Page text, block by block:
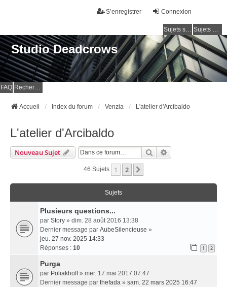
Connexion
S’enregistrer
Sujets sans réponse Sujets actifs
Studio Deadcrows
FAQ Rechercher
Accueil Index du forum Venzia L'atelier d'Arcibaldo
L'atelier d'Arcibaldo
Nouveau Sujet Rechercher
46 Sujets 1 2
Sujets
Plusieurs questions...
par Story » dim. 28 août 2016 13:38
Dernier message par AubeSilencieuse »
jeu. 27 nov. 2025 14:33
Réponses : 10 1 2
Purga
par Poliakhoff» mer. 17 mai 2017 07:47
Dernier message par thefada » sam. 22 mars 2025 16:47